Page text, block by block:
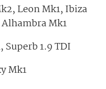
Leon Mk1, Ibiza
Mk1
Superb 1.9 TDI
Mk1